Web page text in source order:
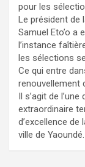
pour les
Le président de
Samuel Eto’o a
l’instance
les sélections
Ce qui entre
renouvellement
Il s’agit de
extraordinaire
d’excellence de
ville de Yaoundé.